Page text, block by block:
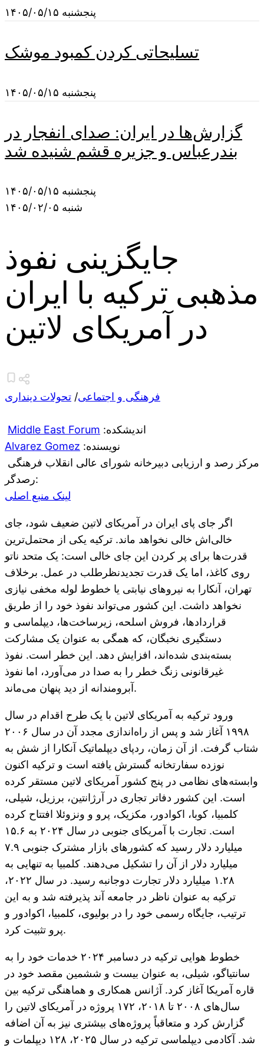
پنجشنبه ۱۴۰۵/۰۵/۱۵
تسلیحاتی کردن کمبود موشک
پنجشنبه ۱۴۰۵/۰۵/۱۵
گزارش‌ها در ایران: صدای انفجار در
بندرعباس و جزیره قشم شنیده شد
پنجشنبه ۱۴۰۵/۰۵/۱۵
شنبه ۱۴۰۵/۰۲/۰۵
جایگزینی نفوذ
مذهبی ترکیه با ایران
در آمریکای لاتین
فرهنگی و اجتماعی/ تحولات دینداری
Middle East Forum :اندیشکده
Alvarez Gomez :نویسنده
مرکز رصد و ارزیابی دبیرخانه شورای عالی انقلاب فرهنگی
:رصدگر
لینک منبع اصلی
اگر جای پای ایران در آمریکای لاتین ضعیف شود، جای
خالی‌اش خالی نخواهد ماند. ترکیه یکی از محتمل‌ترین
قدرت‌ها برای پر کردن این جای خالی است: یک متحد ناتو
روی کاغذ، اما یک قدرت تجدیدنظرطلب در عمل. برخلاف
تهران، آنکارا به نیروهای نیابتی یا خطوط لوله مخفی نیازی
نخواهد داشت. این کشور می‌تواند نفوذ خود را از طریق
قراردادها، فروش اسلحه، زیرساخت‌ها، دیپلماسی و
دستگیری نخبگان، که همگی به عنوان یک مشارکت
بسته‌بندی شده‌اند، افزایش دهد. این خطر است. نفوذ
غیرقانونی زنگ خطر را به صدا در می‌آورد، اما نفوذ
آبرومندانه از دید پنهان می‌ماند.
ورود ترکیه به آمریکای لاتین با یک طرح اقدام در سال
۱۹۹۸ آغاز شد و پس از راه‌اندازی مجدد آن در سال ۲۰۰۶
شتاب گرفت. از آن زمان، ردپای دیپلماتیک آنکارا از شش به
نوزده سفارتخانه گسترش یافته است و ترکیه اکنون
وابسته‌های نظامی در پنج کشور آمریکای لاتین مستقر کرده
است. این کشور دفاتر تجاری در آرژانتین، برزیل، شیلی،
کلمبیا، کوبا، اکوادور، مکزیک، پرو و ​​ونزوئلا افتتاح کرده
است. تجارت با آمریکای جنوبی در سال ۲۰۲۴ به ۱۵.۶
میلیارد دلار رسید که کشورهای بازار مشترک جنوبی ۷.۹
میلیارد دلار از آن را تشکیل می‌دهند. کلمبیا به تنهایی به
۱.۲۸ میلیارد دلار تجارت دوجانبه رسید. در سال ۲۰۲۲،
ترکیه به عنوان ناظر در جامعه آند پذیرفته شد و به این
ترتیب، جایگاه رسمی خود را در بولیوی، کلمبیا، اکوادور و
پرو تثبیت کرد.
خطوط هوایی ترکیه در دسامبر ۲۰۲۴ خدمات خود را به
سانتیاگو، شیلی، به عنوان بیست و ششمین مقصد خود در
قاره آمریکا آغاز کرد. آژانس همکاری و هماهنگی ترکیه بین
سال‌های ۲۰۰۸ تا ۲۰۱۸، ۱۷۲ پروژه در آمریکای لاتین را
گزارش کرد و متعاقباً پروژه‌های بیشتری نیز به آن اضافه
شد. آکادمی دیپلماسی ترکیه در سال ۲۰۲۵، ۱۲۸ دیپلمات و